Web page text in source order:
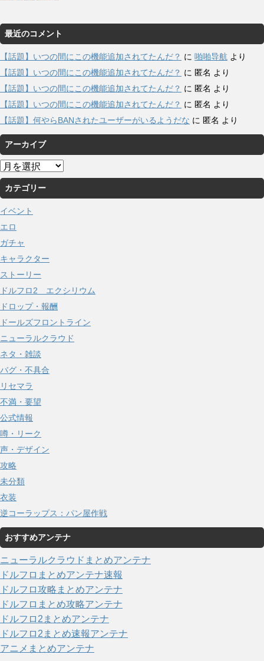
最近のコメント
【話題】いつの間にこの機能追加されてたんだ？ に 啪啪导航 より
【話題】いつの間にこの機能追加されてたんだ？ に 匿名 より
【話題】いつの間にこの機能追加されてたんだ？ に 匿名 より
【話題】いつの間にこの機能追加されてたんだ？ に 匿名 より
【話題】何やらBANされたユーザーがいるようだな に 匿名 より
アーカイブ
ア
ー
カ
イ
ブ
カテゴリー
イベント
エロ
ガチャ
キャラクター
ストーリー
ドルフロ2 エクシリウム
ドロップ・報酬
ドールズフロントライン
ニューラルクラウド
ネタ・雑談
バグ・不具合
リセマラ
不満・要望
公式情報
噂・リーク
声・デザイン
攻略
未分類
衣装
逆コーラップス：パン屋作戦
おすすめアンテナ
ニューラルクラウドまとめアンテナ
ドルフロまとめアンテナ速報
ドルフロ攻略まとめアンテナ
ドルフロまとめ攻略アンテナ
ドルフロ2まとめアンテナ
ドルフロ2まとめ速報アンテナ
アニメまとめアンテナ